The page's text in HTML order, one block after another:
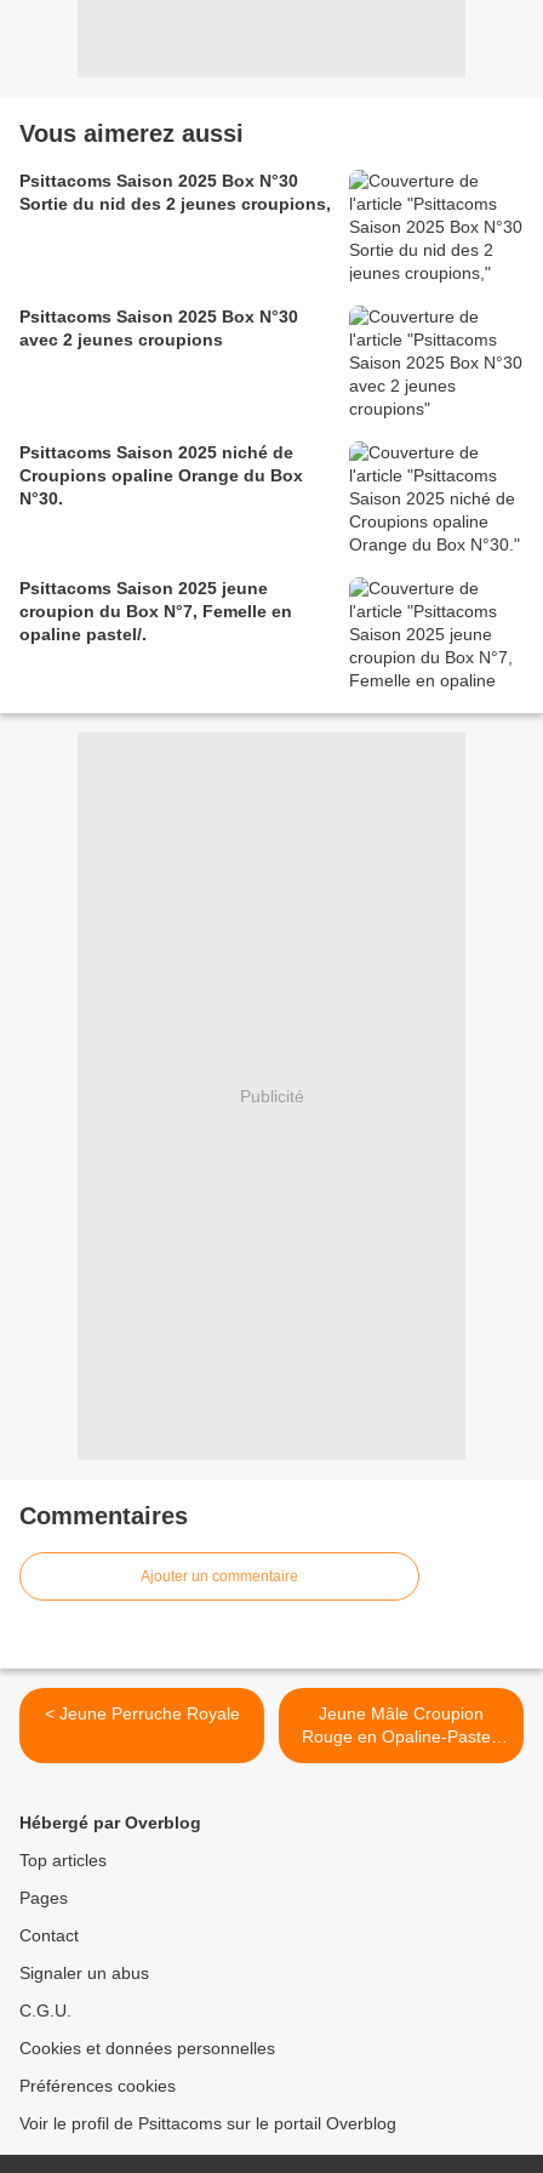
Vous aimerez aussi
Psittacoms Saison 2025 Box N°30
Sortie du nid des 2 jeunes croupions,
Psittacoms Saison 2025 Box N°30
avec 2 jeunes croupions
Psittacoms Saison 2025 niché de
Croupions opaline Orange du Box
N°30.
Psittacoms Saison 2025 jeune
croupion du Box N°7, Femelle en
opaline pastel/.
Publicité
Commentaires
Ajouter un commentaire
< Jeune Perruche Royale
Jeune Mâle Croupion
Rouge en Opaline-Pastel-
Orange >
Hébergé par Overblog
Top articles
Pages
Contact
Signaler un abus
C.G.U.
Cookies et données personnelles
Préférences cookies
Voir le profil de Psittacoms sur le portail Overblog